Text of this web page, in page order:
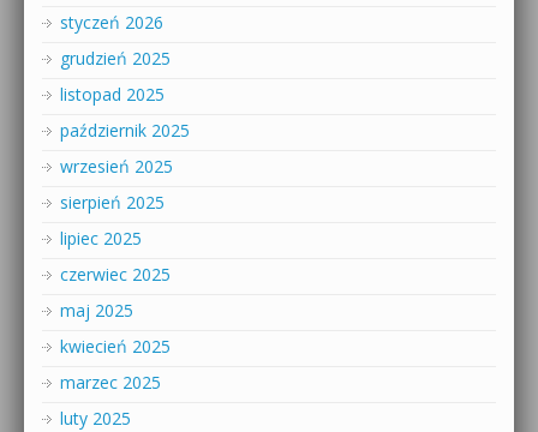
styczeń 2026
grudzień 2025
listopad 2025
październik 2025
wrzesień 2025
sierpień 2025
lipiec 2025
czerwiec 2025
maj 2025
kwiecień 2025
marzec 2025
luty 2025